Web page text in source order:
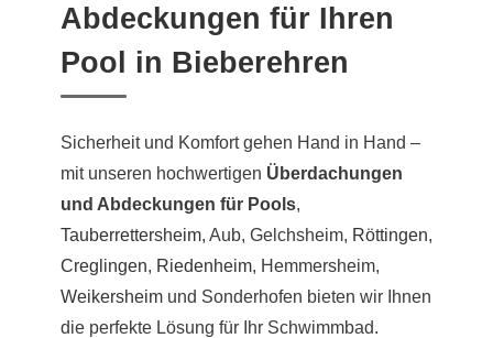
Abdeckungen für Ihren
Pool in Bieberehren
Sicherheit und Komfort gehen Hand in Hand –
mit unseren hochwertigen Überdachungen
und Abdeckungen für Pools,
Tauberrettersheim, Aub, Gelchsheim, Röttingen,
Creglingen, Riedenheim, Hemmersheim,
Weikersheim und Sonderhofen bieten wir Ihnen
die perfekte Lösung für Ihr Schwimmbad.